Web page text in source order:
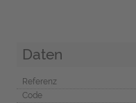
Daten
Referenz
Code